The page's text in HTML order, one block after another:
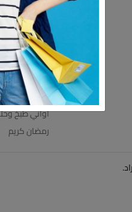
اطباق
اطقم زجاج
ترامس
عروض
مستلزمات
مفروشات
اواني طبخ
رمضان كريم